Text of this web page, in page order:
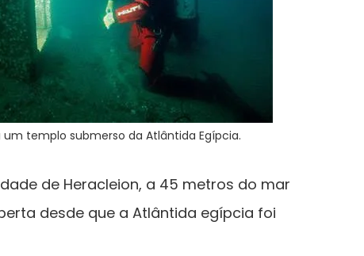
templo submerso da Atlântida Egípcia.
de Heracleion, a 45 metros do mar
desde que a Atlântida egípcia foi